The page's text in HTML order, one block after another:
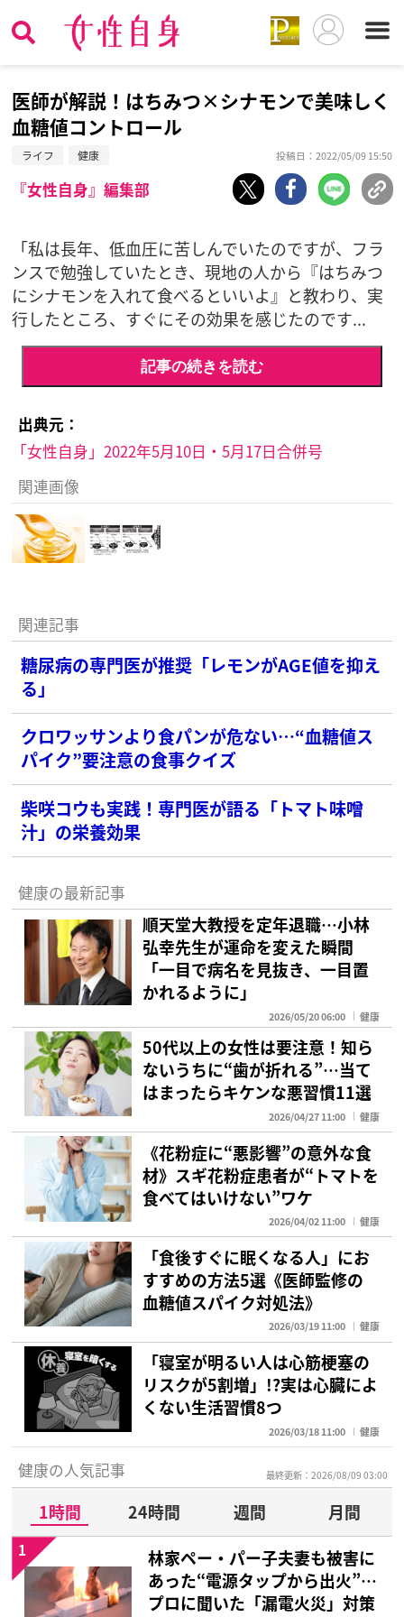
医師が解説！はちみつ×シナモンで美味しく
血糖値コントロール
ライフ 健康 投稿日：2022/05/09 15:50
『女性自身』編集部
「私は長年、低血圧に苦しんでいたのですが、フラ
ンスで勉強していたとき、現地の人から『はちみつ
にシナモンを入れて食べるといいよ』と教わり、実
行したところ、すぐにその効果を感じたのです...
記事の続きを読む
出典元：
「女性自身」2022年5月10日・5月17日合併号
関連画像
関連記事
糖尿病の専門医が推奨「レモンがAGE値を抑え
る」
クロワッサンより食パンが危ない…“血糖値ス
パイク”要注意の食事クイズ
柴咲コウも実践！専門医が語る「トマト味噌
汁」の栄養効果
健康の最新記事
順天堂大教授を定年退職…小林
弘幸先生が運命を変えた瞬間
「一目で病名を見抜き、一目置
かれるように」
2026/05/20 06:00 健康
50代以上の女性は要注意！知ら
ないうちに“歯が折れる”…当て
はまったらキケンな悪習慣11選
2026/04/27 11:00 健康
《花粉症に“悪影響”の意外な食
材》スギ花粉症患者が“トマトを
食べてはいけない”ワケ
2026/04/02 11:00 健康
「食後すぐに眠くなる人」にお
すすめの方法5選《医師監修の
血糖値スパイク対処法》
2026/03/19 11:00 健康
「寝室が明るい人は心筋梗塞の
リスクが5割増」!?実は心臓によ
くない生活習慣8つ
2026/03/18 11:00 健康
健康の人気記事 最終更新：2026/08/09 03:00
1時間 24時間 週間
月間
林家ペー・パー子夫妻も被害に
あった“電源タップから出火”…
プロに聞いた「漏電火災」対策
1